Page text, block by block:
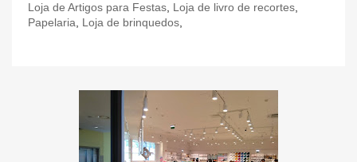
Loja de Artigos para Festas Loja de livro de recortes
Papelaria
Loja de brinquedos